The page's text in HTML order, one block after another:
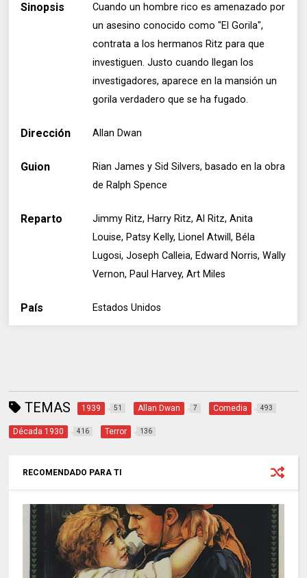
Sinopsis
Cuando un hombre rico es amenazado por
un asesino conocido como "El Gorila",
contrata a los hermanos Ritz para que
investiguen. Justo cuando llegan los
investigadores, aparece en la mansión un
gorila verdadero que se ha fugado.
Dirección Allan Dwan
Guion
Rian James y Sid Silvers, basado en la obra
de Ralph Spence
Reparto
Jimmy Ritz, Harry Ritz, Al Ritz, Anita
Louise, Patsy Kelly, Lionel Atwill, Béla
Lugosi, Joseph Calleia, Edward Norris, Wally
Vernon, Paul Harvey, Art Miles
País Estados Unidos
TEMAS 1939 51 Allan Dwan 7 Comedia 493
Década 1930 416 Terror 136
RECOMENDADO PARA TI